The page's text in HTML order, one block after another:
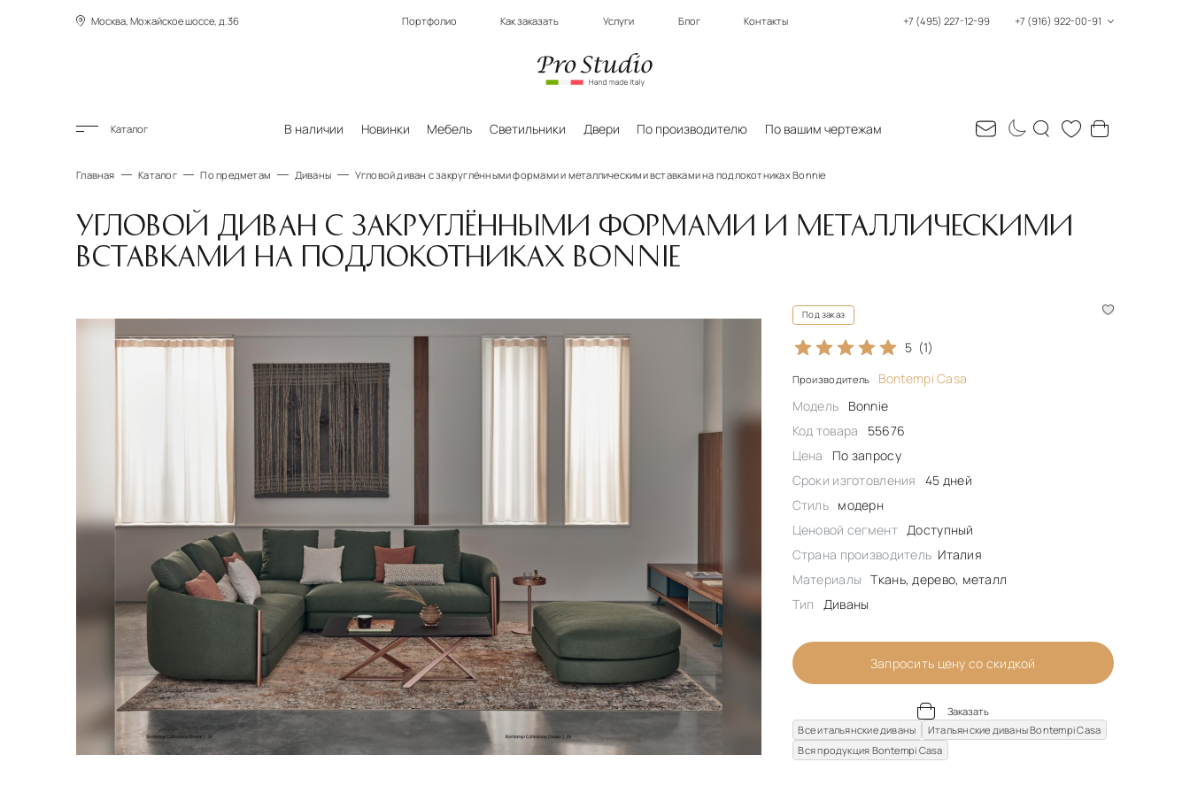
Москва, Можайское шоссе, д.36 Портфолио Как заказать Услуги Блог Контакты +7 (495) 227-12-99 +7 (916) 922-00-91
Каталог В наличии Новинки Мебель Светильники Двери По производителю По вашим чертежам
Главная Каталог По предметам Диваны Угловой диван с закруглёнными формами и металлическими вставками на подлокотниках Bonnie
УГЛОВОЙ ДИВАН С ЗАКРУГЛЁННЫМИ ФОРМАМИ И МЕТАЛЛИЧЕСКИМИ
ВСТАВКАМИ НА ПОДЛОКОТНИКАХ BONNIE
Под заказ
5 (1)
Производитель
Bontempi Casa
Модель
Bonnie
Код товара
55676
Цена
По запросу
Сроки изготовления
45 дней
Стиль модерн
Ценовой сегмент Доступный
Страна производитель Италия
Материалы
Ткань, дерево, металл
Тип
Диваны
Запросить цену со скидкой
Заказать
Все итальянские диваны
Итальянские диваны Bontempi Casa
Вся продукция Bontempi Casa